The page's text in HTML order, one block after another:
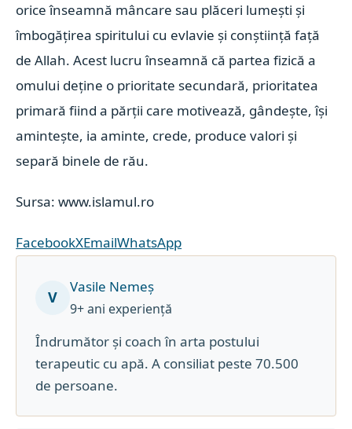
orice înseamnă mâncare sau plăceri lumești și
îmbogățirea spiritului cu evlavie și conștiință față
de Allah. Acest lucru înseamnă că partea fizică a
omului deține o prioritate secundară, prioritatea
primară fiind a părții care motivează, gândește, își
amintește, ia aminte, crede, produce valori și
separă binele de rău.
Sursa: www.islamul.ro
FacebookXEmailWhatsApp
V
Vasile Nemeș
9+ ani experiență
Îndrumător și coach în arta postului
terapeutic cu apă. A consiliat peste 70.500
de persoane.